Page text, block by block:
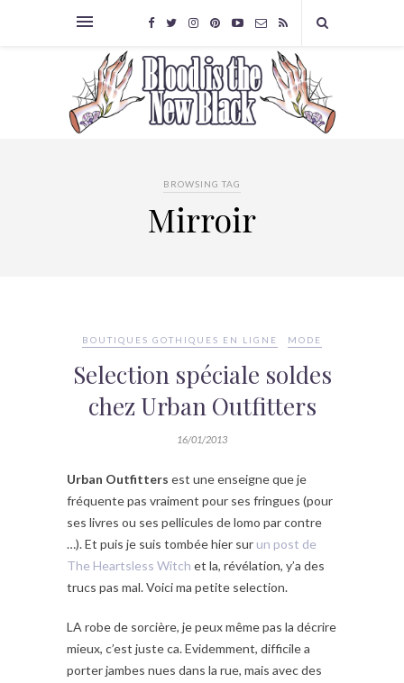
BROWSING TAG
Mirroir
BOUTIQUES GOTHIQUES EN LIGNE MODE
Selection spéciale soldes
chez Urban Outfitters
16/01/2013
Urban Outfitters est une enseigne que je
fréquente pas vraiment pour ses fringues (pour
ses livres ou ses pellicules de lomo par contre
…). Et puis je suis tombée hier sur un post de
The Heartsless Witch et la, révélation, y’a des
trucs pas mal. Voici ma petite selection.
LA robe de sorcière, je peux même pas la décrire
mieux, c’est juste ca. Evidemment, difficile a
porter jambes nues dans la rue, mais avec des